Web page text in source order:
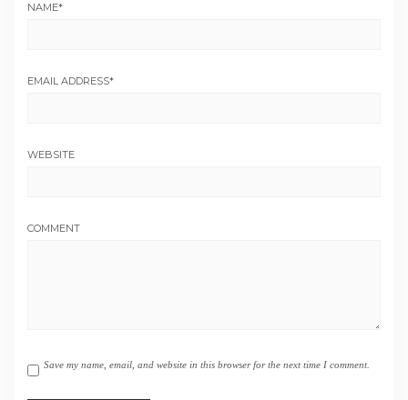
NAME*
EMAIL ADDRESS*
WEBSITE
COMMENT
Save my name, email, and website in this browser for the next time I comment.